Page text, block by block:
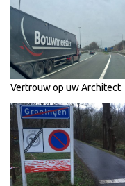
Vertrouw op uw Architect